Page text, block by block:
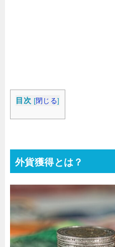
目次 [閉じる]
外貨獲得とは？